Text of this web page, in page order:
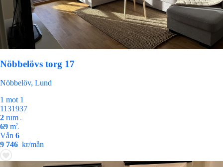
Nöbbelövs torg 17
Nöbbelöv, Lund
1 mot 1
1131937
2 rum •
69 m2
•
Vån 6
9 746 kr/mån